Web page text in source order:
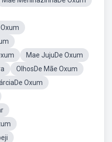
Mae JujuDe Oxum
OlhosDe Mãe Oxum
Oxum